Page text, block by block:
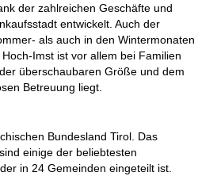
der zahlreichen Geschäfte und
entwickelt. Auch der
als auch in den Wintermonaten
Imst ist vor allem bei Familien
überschaubaren Größe und dem
Betreuung liegt.
Bundesland Tirol. Das
einige der beliebtesten
in 24 Gemeinden eingeteilt ist.